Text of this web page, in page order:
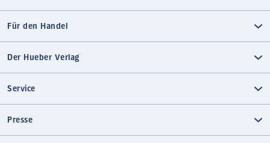
Für den Handel
Der Hueber Verlag
Service
Presse